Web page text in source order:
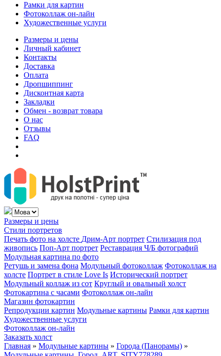
Рамки для картин
Фотоколлаж он-лайн
Художественные услуги
Размеры и цены
Личный кабинет
Контакты
Доставка
Оплата
Дропшиппинг
Дисконтная карта
Закладки
Обмен - возврат товара
О нас
Отзывы
FAQ
Размеры и цены
Стили портретов
Печать фото на холсте Дрим-Арт портрет Стилизация под
живопись Поп-Арт портрет Реставрация Ч/Б фотографий
Модульная картина по фото
Ретушь и замена фона Модульный фотоколлаж Фотоколлаж на
холсте Портрет в стиле Love Is Исторический портрет
Модульный коллаж из сот Круглый и овальный холст
Фотокартина с часами Фотоколлаж он-лайн
Магазин фотокартин
Репродукции картин Модульные картины Рамки для картин
Художественные услуги
Фотоколлаж он-лайн
Заказать холст
Главная » Модульные картины » Города (Панорамы) »